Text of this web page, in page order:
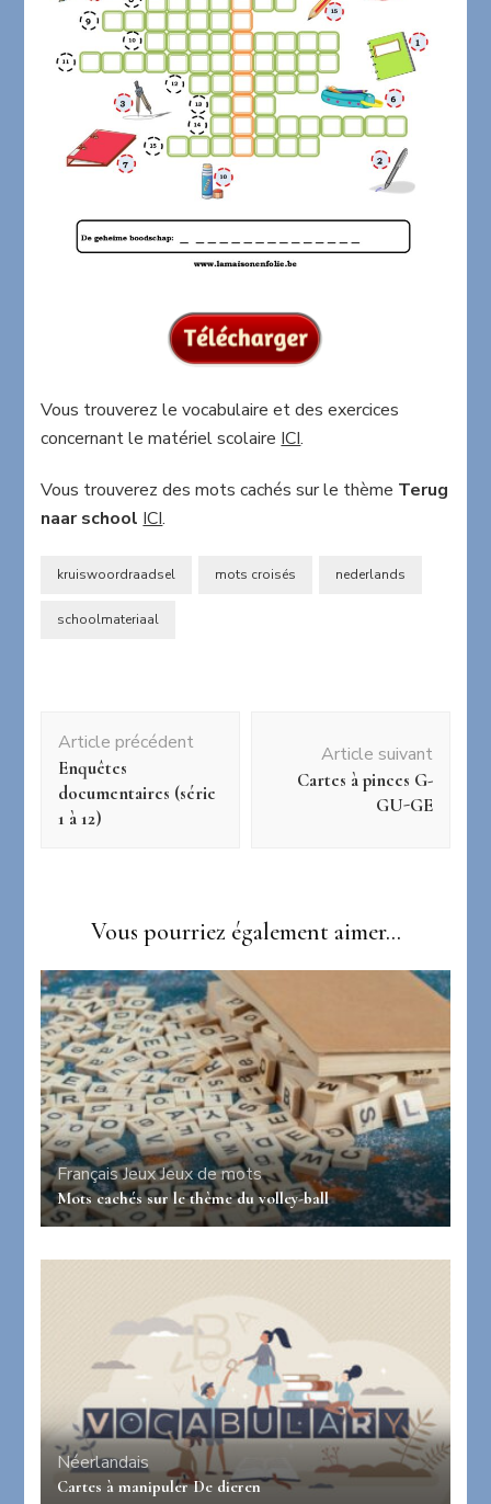
Vous trouverez le vocabulaire et des exercices
concernant le matériel scolaire ICI.
Vous trouverez des mots cachés sur le thème Terug
naar school ICI.
kruiswoordraadsel mots croisés nederlands
schoolmateriaal
d'article
Article précédent
Enquêtes
documentaires (série
1 à 12)
Article suivant
Cartes à pinces G-
GU-GE
Vous pourriez également aimer...
FrançaisJeuxJeux de mots
Mots cachés sur le thème du volley-ball
Néerlandais
Cartes à manipuler De dieren